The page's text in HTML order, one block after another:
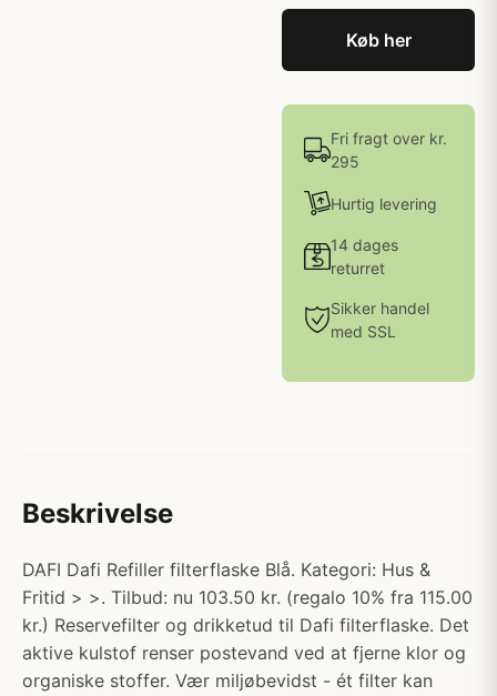
Køb her
Fri fragt over kr.
295
Hurtig levering
14 dages
returret
Sikker handel
med SSL
Beskrivelse
DAFI Dafi Refiller filterflaske Blå. Kategori: Hus &
Fritid > >. Tilbud: nu 103.50 kr. (regalo 10% fra 115.00
kr.) Reservefilter og drikketud til Dafi filterflaske. Det
aktive kulstof renser postevand ved at fjerne klor og
organiske stoffer. Vær miljøbevidst - ét filter kan